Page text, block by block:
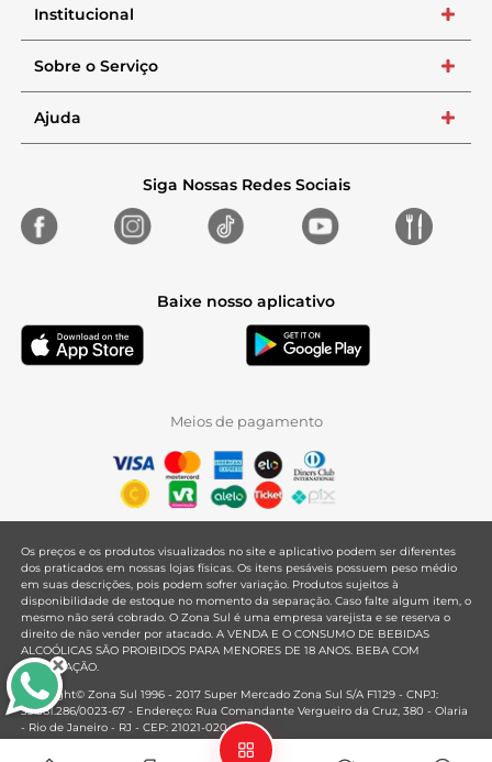
Institucional +
Sobre o Serviço +
Ajuda +
Siga Nossas Redes Sociais
Baixe nosso aplicativo
Meios de pagamento
Os preços e os produtos visualizados no site e aplicativo podem ser diferentes
dos praticados em nossas lojas físicas. Os itens pesáveis possuem peso médio
em suas descrições, pois podem sofrer variação. Produtos sujeitos à
disponibilidade de estoque no momento da separação. Caso falte algum item, o
mesmo não será cobrado. O Zona Sul é uma empresa varejista e se reserva o
direito de não vender por atacado. A VENDA E O CONSUMO DE BEBIDAS
ALCOÓLICAS SÃO PROIBIDOS PARA MENORES DE 18 ANOS. BEBA COM
MODERAÇÃO.
Copyright© Zona Sul 1996 - 2017 Super Mercado Zona Sul S/A F1129 - CNPJ:
33.381.286/0023-67 - Endereço: Rua Comandante Vergueiro da Cruz, 380 - Olaria
- Rio de Janeiro - RJ - CEP: 21021-020
Mantido por